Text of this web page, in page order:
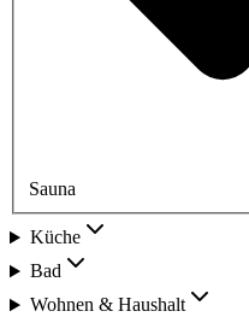
Sauna
Küche
Bad
Wohnen & Haushalt